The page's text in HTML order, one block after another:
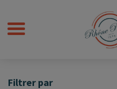
Filtrer par